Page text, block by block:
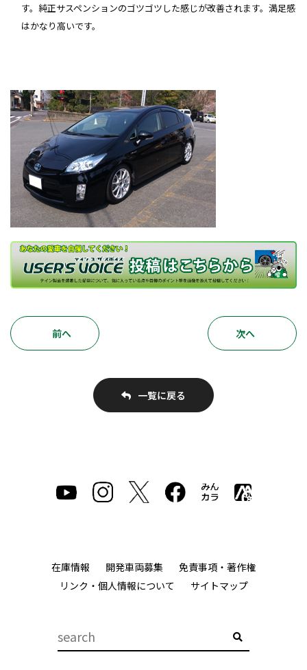
す。純正サスペンションのゴツゴツした感じが改善されます。満足感
はかなり高いです。
前へ 次へ
一覧に戻る
在庫情報 開発車両募集
免責事項・著作権
リンク・個人情報について
サイトマップ